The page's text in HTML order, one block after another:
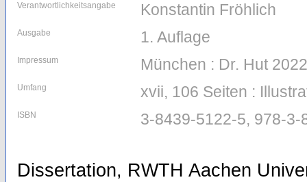
Verantwortlichkeitsangabe Konstantin Fröhlich
Ausgabe 1. Auflage
Impressum München : Dr. Hut 2022
Umfang xvii, 106 Seiten :
ISBN 3-8439-5122-5, 978-3-
Dissertation, RWTH Aachen